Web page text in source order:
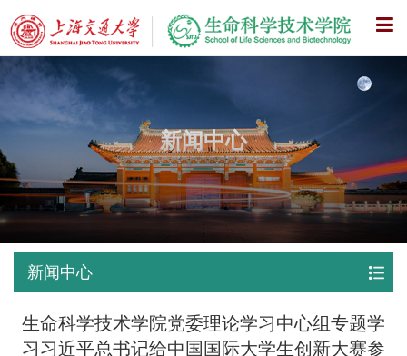
X
新闻中心
新闻中心
生命科学技术学院党委理论学习中心组专题学
习习近平总书记给中国国际大学生创新大赛参